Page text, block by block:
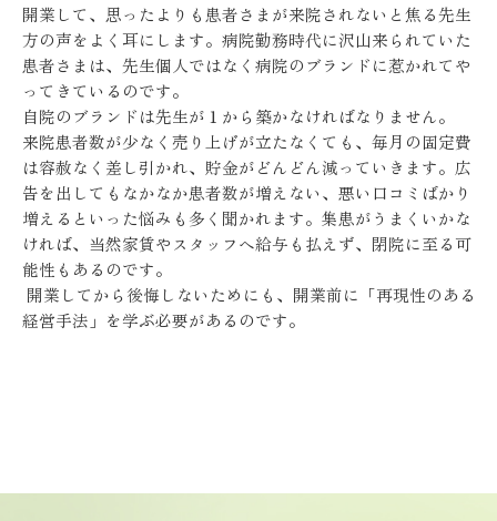
開業して、思ったよりも患者さまが来院されないと焦る先生
方の声をよく耳にします。病院勤務時代に沢山来られていた
患者さまは、先生個人ではなく病院のブランドに惹かれてや
ってきているのです。
自院のブランドは先生が１から築かなければなりません。
来院患者数が少なく売り上げが立たなくても、毎月の固定費
は容赦なく差し引かれ、貯金がどんどん減っていきます。広
告を出してもなかなか患者数が増えない、悪い口コミばかり
増えるといった悩みも多く聞かれます。集患がうまくいかな
ければ、当然家賃やスタッフへ給与も払えず、閉院に至る可
能性もあるのです。
開業してから後悔しないためにも、開業前に「再現性のある
経営手法」を学ぶ必要があるのです。